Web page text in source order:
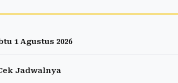
1 Agustus 2026
Jadwalnya